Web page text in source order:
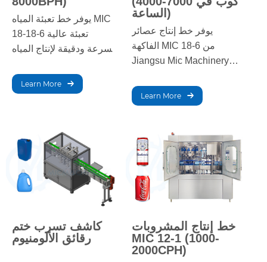
يوفر خط تعبئة المياه MIC
18-18-6 تعبئة عالية
السرعة ودقيقة لإنتاج المياه
واسعة النطاق، حيث يدمج
التعبئة والتغطية ووضع
Learn More
الساعة)
يوفر خط إنتاج عصائر
الفاكهة MIC 18-6 من
Jiangsu Mic Machinery
وموثوقًا وآليًا. مثالي لإنتاج
كميات كبيرة من العصائر،
مع أقل وقت تعطل.
Learn More
كاشف تسرب ختم
رقائق الألومنيوم
خط إنتاج المشروبات
MIC 12-1 (1000-
2000CPH)